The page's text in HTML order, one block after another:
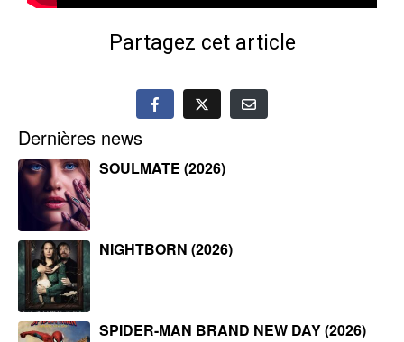
Partagez cet article
Dernières news
SOULMATE (2026)
NIGHTBORN (2026)
SPIDER-MAN BRAND NEW DAY (2026)